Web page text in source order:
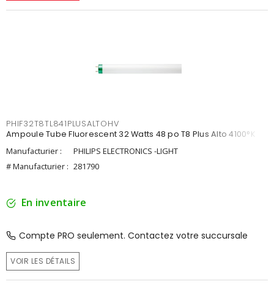
PHIF32T8TL841PLUSALTOHV
Ampoule Tube Fluorescent 32 Watts 48 po T8 Plus Alto 4100°K
Manufacturier :
PHILIPS ELECTRONICS -LIGHT
# Manufacturier : 281790
En inventaire
Compte PRO seulement. Contactez votre succursale
VOIR LES DÉTAILS